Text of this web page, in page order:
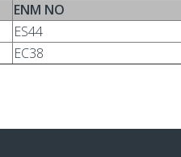
ENM NO
ES44
EC38